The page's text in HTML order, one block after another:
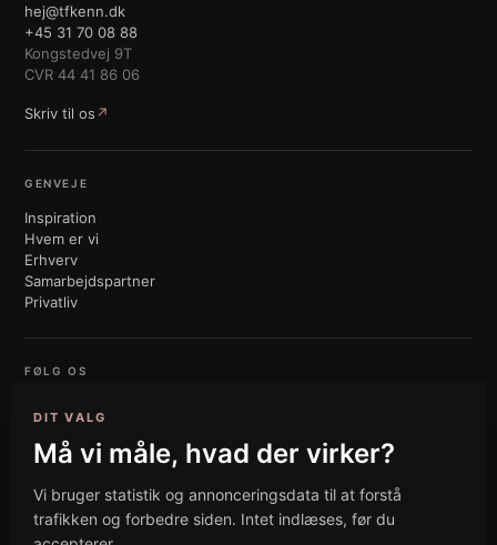
hej@tfkenn.dk
+45 31 70 08 88
Kongstedvej 9T
CVR 44 41 86 06
Skriv til os ↗
GENVEJE
Inspiration
Hvem er vi
Erhverv
Samarbejdspartner
Privatliv
FØLG OS
LinkedIn
Instagram
TikTok
DIT VALG
Må vi måle, hvad der virker?
Vi bruger statistik og annonceringsdata til at forstå
trafikken og forbedre siden. Intet indlæses, før du